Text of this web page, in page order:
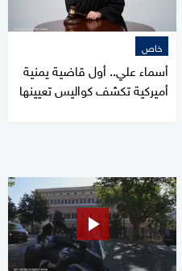
خاص
أسماء علي.. أول قاضية يمنية
أميركية تكشف كواليس تعيينها